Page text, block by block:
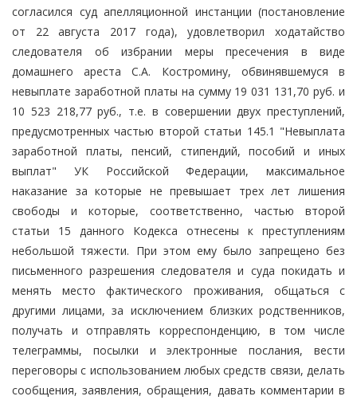
согласился суд апелляционной инстанции (постановление
от 22 августа 2017 года), удовлетворил ходатайство
следователя об избрании меры пресечения в виде
домашнего ареста С.А. Костромину, обвинявшемуся в
невыплате заработной платы на сумму 19 031 131,70 руб. и
10 523 218,77 руб., т.е. в совершении двух преступлений,
предусмотренных частью второй статьи 145.1 "Невыплата
заработной платы, пенсий, стипендий, пособий и иных
выплат" УК Российской Федерации, максимальное
наказание за которые не превышает трех лет лишения
свободы и которые, соответственно, частью второй
статьи 15 данного Кодекса отнесены к преступлениям
небольшой тяжести. При этом ему было запрещено без
письменного разрешения следователя и суда покидать и
менять место фактического проживания, общаться с
другими лицами, за исключением близких родственников,
получать и отправлять корреспонденцию, в том числе
телеграммы, посылки и электронные послания, вести
переговоры с использованием любых средств связи, делать
сообщения, заявления, обращения, давать комментарии в